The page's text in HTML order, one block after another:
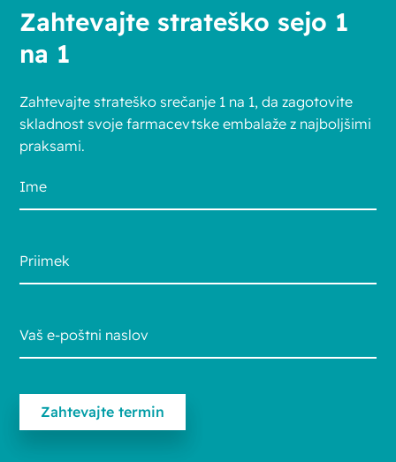
Zahtevajte strateško sejo 1
na 1
Zahtevajte strateško srečanje 1 na 1, da zagotovite
skladnost svoje farmacevtske embalaže z najboljšimi
praksami.